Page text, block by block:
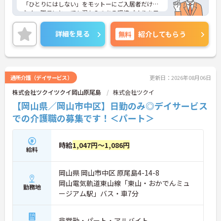
「ひとりにはしない」をモットーにご入居者だけで
なく、職員にとっても温かみのある環境づくりを目
指しています。
ご利用者一人ひとりに寄り添ってサービスを提供し
ていただける方を募集しています。サービス提供責
任者の経験がなくスタートされた方も多数いらっし
ゃいます。
に詳細をお話しいたしますのでお気軽にご相談くだ
さい！
詳細を見る 無料 紹介してもらう
通所介護（デイサービス） 更新日：2026年08月06日
株式会社ツクイツクイ岡山原尾島 株式会社ツクイ
【岡山県／岡山市中区】日勤のみ◎デイサービス
での介護職の募集です！＜パート＞
給料 時給1,047円～1,086円
勤務地
岡山県 岡山市中区 原尾島4-14-8
岡山電気軌道東山線「東山・おかでんミュ
ージアム駅」バス・車7分